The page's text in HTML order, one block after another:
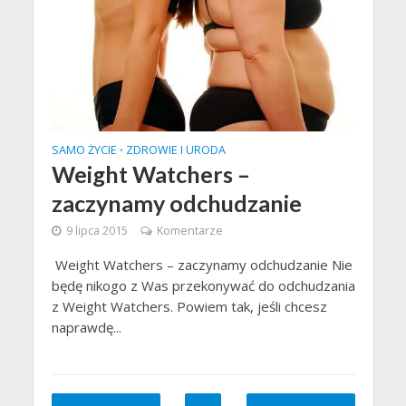
SAMO ŻYCIE • ZDROWIE I URODA
Weight Watchers –
zaczynamy odchudzanie
9 lipca 2015 Komentarze
Weight Watchers – zaczynamy odchudzanie Nie
będę nikogo z Was przekonywać do odchudzania
z Weight Watchers. Powiem tak, jeśli chcesz
naprawdę...